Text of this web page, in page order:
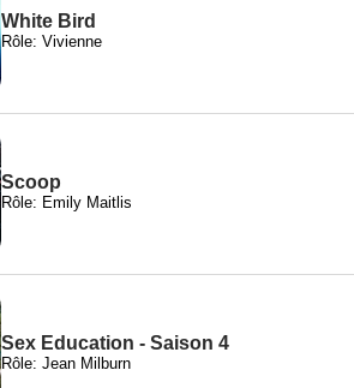
White Bird
Rôle: Vivienne
Scoop
Rôle: Emily Maitlis
Sex Education - Saison 4
Rôle: Jean Milburn